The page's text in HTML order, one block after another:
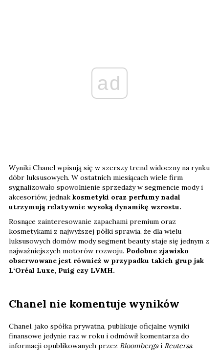
ad
Wyniki Chanel wpisują się w szerszy trend widoczny na rynku
dóbr luksusowych. W ostatnich miesiącach wiele firm
sygnalizowało spowolnienie sprzedaży w segmencie mody i
akcesoriów, jednak kosmetyki oraz perfumy nadal
utrzymują relatywnie wysoką dynamikę wzrostu.
Rosnące zainteresowanie zapachami premium oraz
kosmetykami z najwyższej półki sprawia, że dla wielu
luksusowych domów mody segment beauty staje się jednym z
najważniejszych motorów rozwoju. Podobne zjawisko
obserwowane jest również w przypadku takich grup jak
L‘Oréal Luxe, Puig czy LVMH.
Chanel nie komentuje wyników
Chanel, jako spółka prywatna, publikuje oficjalne wyniki
finansowe jedynie raz w roku i odmówił komentarza do
informacji opublikowanych przez Bloombergai Reutersa.